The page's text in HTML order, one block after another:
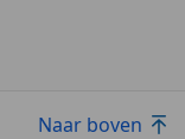
Naar boven